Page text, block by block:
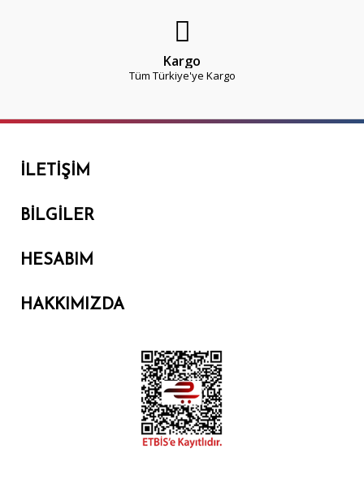
Kargo
Tüm Türkiye'ye Kargo
İLETIŞIM
BILGILER
HESABIM
HAKKIMIZDA